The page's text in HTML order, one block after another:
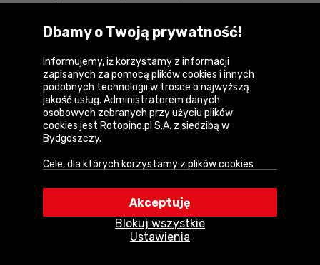
dezynfekcyjnych. Przy wyborze
konkretnego pistoletu należy zwrócić
uwagę na następujące parametry: moc
natrysku, ciśnienie robocze, wydajność
nakładania farby, pojemność zbiornika,
długość przewodu.
oferty dostępnych na rynku pistoletów do
malowania. Ich podział przebiega ze
względu na konstrukcję, sposób, w jaki
rozpylają lakier. I tak, wyróżniamy pistolety
do malowania, które działają dzięki
Dbamy o Twoją prywatność!
Informujemy, iż korzystamy z informacji
zapisanych za pomocą plików cookies i innych
podobnych technologii w trosce o najwyższą
jakość usług. Administratorem danych
osobowych zebranych przy użyciu plików
cookies jest Rotopino.pl S.A. z siedzibą w
Bydgoszczy.
Cele, dla których korzystamy z plików cookies
• Uwierzytelnienie użytkowników w serwisie,
• Optymalizowanie wydajności i szybkości
działania serwisu i usług,Ustawienia
Blokuj wszystkie
Akceptuję